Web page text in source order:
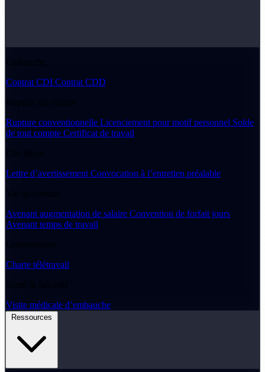
Embauche
Contrat CDI Contrat CDD
Rupture du contrat
Rupture conventionnelle Licenciement pour motif personnel Solde
de tout compte Certificat de travail
Discipline
Lettre d’avertissement Convocation à l’entretien préalable
Vie du contrat
Avenant augmentation de salaire Convention de forfait jours
Avenant temps de travail
Gouvernance
Charte télétravail
Santé & Sécurité
Visite médicale d’embauche